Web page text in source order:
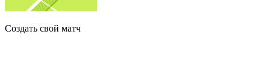
Создать свой матч